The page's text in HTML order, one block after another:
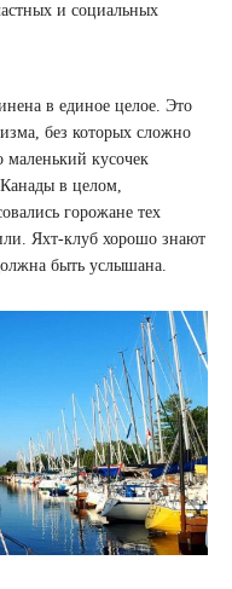
и социальных
в единое целое. Это
без которых сложно
маленький кусочек
в целом,
горожане тех
Яхт-клуб хорошо знают
быть услышана.